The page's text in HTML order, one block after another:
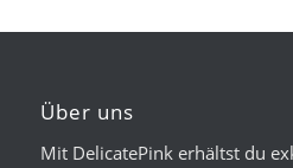
Über uns
Mit DelicatePink erhältst du